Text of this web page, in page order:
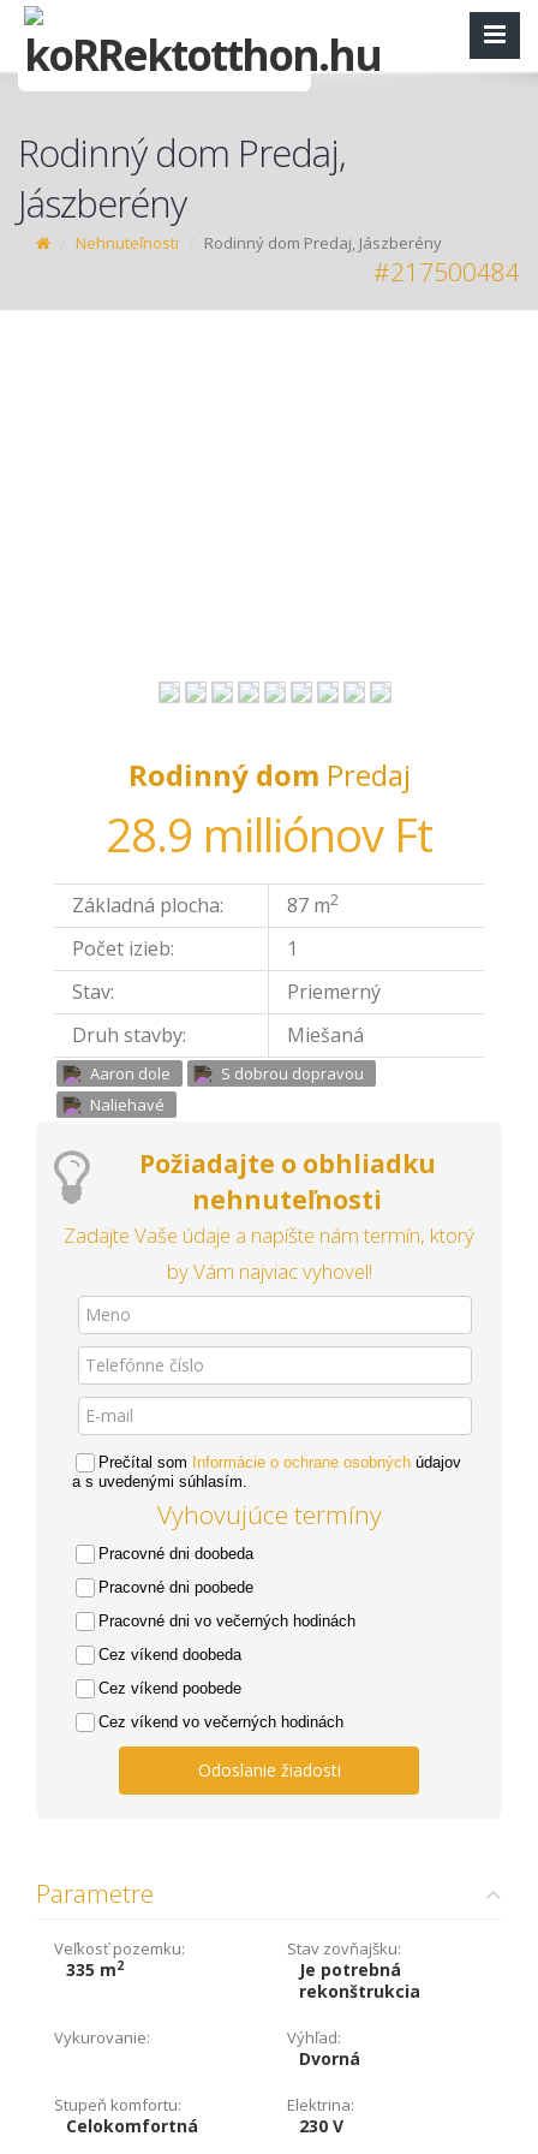
Rodinný dom Predaj,
Jászberény
Nehnuteľnosti Rodinný dom Predaj, Jászberény
#217500484
Rodinný dom Predaj
28.9 milliónov Ft
Základná plocha: 87 m2
Počet izieb:
1
Stav:
Priemerný
Druh stavby:
Miešaná
Aaron dole
S dobrou dopravou
Naliehavé
Požiadajte o obhliadku
nehnuteľnosti
Zadajte Vaše údaje a napíšte nám termín, ktorý
by Vám najviac vyhovel!
Prečítal som Informácie o ochrane osobných údajov
a s uvedenými súhlasím.
Vyhovujúce termíny
Pracovné dni doobeda
Pracovné dni poobede
Pracovné dni vo večerných hodinách
Cez víkend doobeda
Cez víkend poobede
Cez víkend vo večerných hodinách
Odoslanie žiadosti
Parametre
Veľkosť pozemku:
335 m2
Stav zovňajšku:
Je potrebná
rekonštrukcia
Vykurovanie: Výhľad:
Dvorná
Stupeň komfortu:
Celokomfortná
Elektrina:
230 V